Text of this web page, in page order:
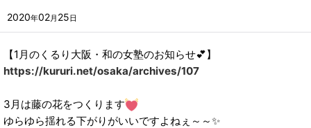
2020年02月 25日
【1月のくるり大阪・和の女塾のお知らせ💕】
https://kururi.net/osaka/archives/107
3月は藤の花をつくります
ゆらゆら揺れる下がりがいいですよねぇ～～✨